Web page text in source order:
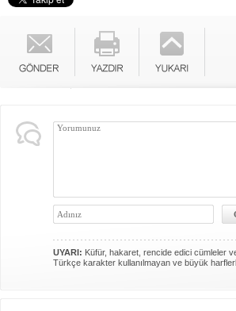
UYARI: Küfür, hakaret, rencide edici cümleler
Türkçe karakter kullanılmayan ve büyük